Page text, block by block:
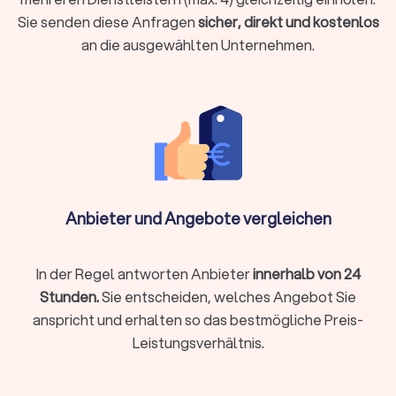
Unterstützung bei speziellen Anlässen.
Reinigungsfirmen, die sich auf Baureinigung spezialisiert
haben, kümmern sich um die gründliche Reinigung von
Baustellen, um einen reibungslosen Übergang zum fertigen
Projekt zu gewährleisten.
eine zuverlässige Reinigungskraft für ihren Haushalt suchen.
Regelmäßige Reinigungstermine können individuell vereinbart
werden.
Sie senden diese Anfragensicher, direkt und kostenlos
an die ausgewählten Unternehmen.
Anbieter und Angebote vergleichen
In der Regel antworten Anbieterinnerhalb von 24
Stunden.Sie entscheiden, welches Angebot Sie
anspricht und erhalten so das bestmögliche Preis-
Leistungsverhältnis.